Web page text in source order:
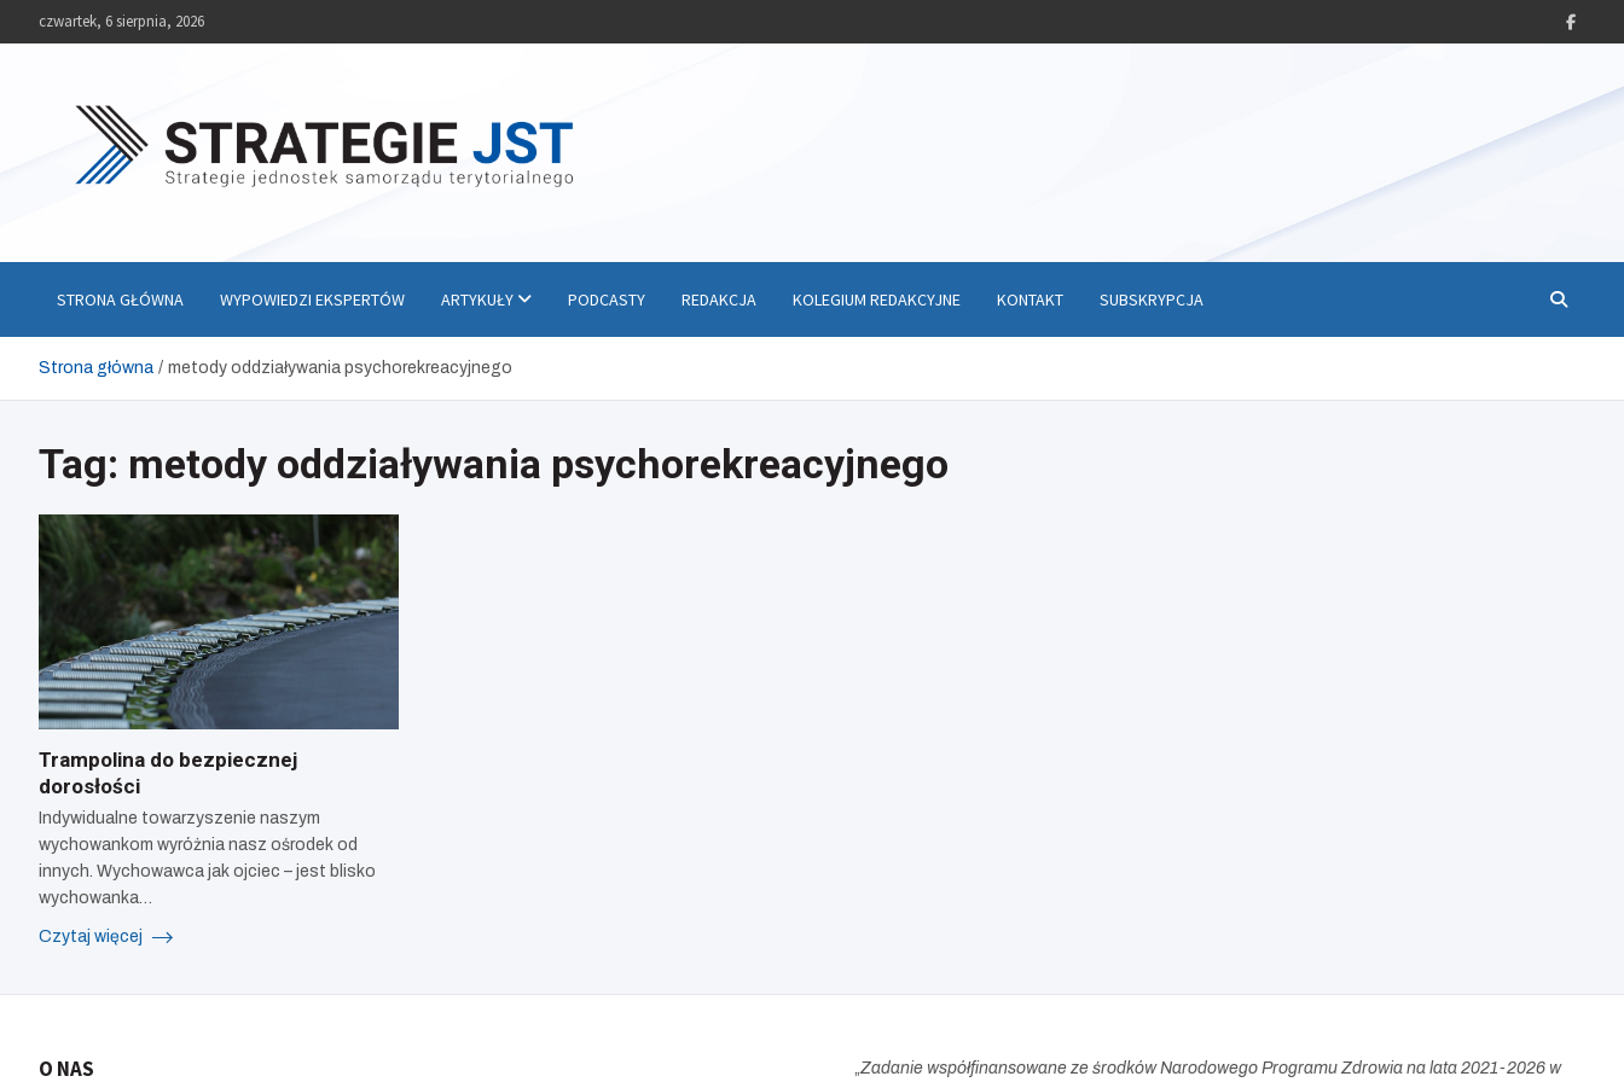
czwartek, 6 sierpnia, 2026
STRONA GŁÓWNA WYPOWIEDZI EKSPERTÓW ARTYKUŁY PODCASTY REDAKCJA KOLEGIUM REDAKCYJNE KONTAKT SUBSKRYPCJA
Strona główna metody oddziaływania psychorekreacyjnego
Tag: metody oddziaływania psychorekreacyjnego
Trampolina do bezpiecznej
dorosłości
Indywidualne towarzyszenie naszym
wychowankom wyróżnia nasz ośrodek od
innych. Wychowawca jak ojciec – jest blisko
wychowanka…
Czytaj więcej
O NAS „Zadanie współfinansowane ze środków Narodowego Programu Zdrowia na lata 2021-2026 w